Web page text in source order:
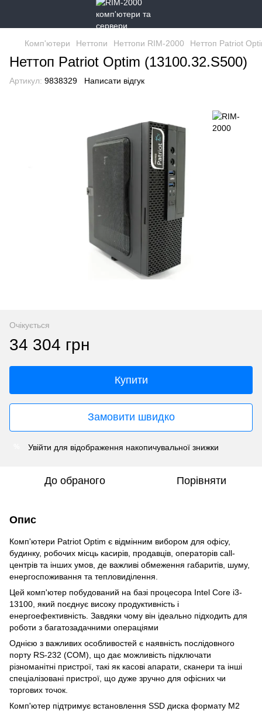
Комп'ютери Неттопи Неттопи RIM-2000 Неттоп Patriot
Неттоп Patriot Optim (13100.32.S500)
Артикул: 9838329 Написати відгук
Очікується
34 304 грн
Купити
Замовити швидко
Увійти для відображення накопичувальної знижки
До обраного Порівняти
Опис
Комп'ютери Patriot Optim є відмінним вибором для офісу,
будинку, робочих місць касирів, продавців, операторів call-
центрів та інших умов, де важливі обмеження габаритів, шуму,
енергоспоживання та тепловиділення.
Цей комп'ютер побудований на базі процесора Intel Core i3-
13100, який поєднує високу продуктивність і
енергоефективність. Завдяки чому він ідеально підходить для
роботи з багатозадачними операціями
Однією з важливих особливостей є наявність послідовного
порту RS-232 (COM), що дає можливість підключати
різноманітні пристрої, такі як касові апарати, сканери та інші
спеціалізовані пристрої, що дуже зручно для офісних чи
торгових точок.
Комп'ютер підтримує встановлення SSD диска формату М2